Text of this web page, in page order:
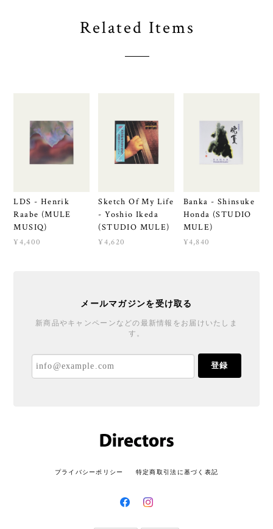
Related Items
LDS - Henrik
Raabe (MULE
MUSIQ)
¥4,400
Sketch Of My Life
- Yoshio Ikeda
(STUDIO MULE)
¥4,620
Banka - Shinsuke
Honda (STUDIO
MULE)
¥4,840
メールマガジンを受け取る
新商品やキャンペーンなどの最新情報をお届けいたしま
す。
登録
プライバシーポリシー 特定商取引法に基づく表記